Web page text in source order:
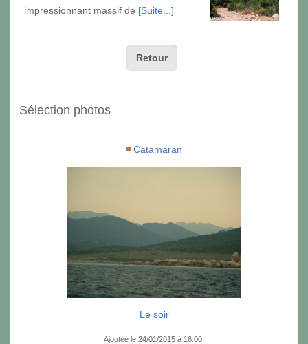
impressionnant massif de [Suite...]
Retour
Sélection photos
Catamaran
Le soir
Ajoutée le 24/01/2015 à 16:00